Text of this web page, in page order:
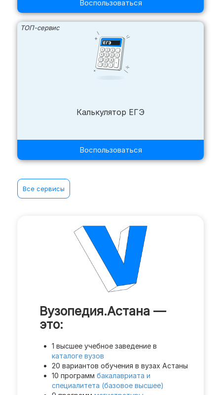
Воспользоваться
ТОП-сервис
Калькулятор ЕГЭ
Воспользоваться
Все сервисы
Вузопедия.Астана —
это:
1 высшее учебное заведение в
каталоге вузов
20 вариантов обучения в вузах Астаны
10 программ бакалавриата и
специалитета (базовое высшее)